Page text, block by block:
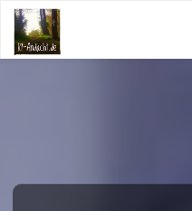
Zum
Inhalt
springen